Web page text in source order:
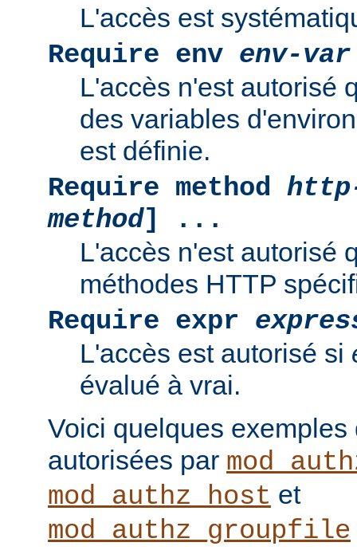
L'accès est
Require env env-var
L'accès n'est autorisé
des variables
est définie.
Require method
method] ...
L'accès n'est autorisé
méthodes HTTP
Require expr
L'accès est autorisé si
évalué à vrai.
Voici quelques exemples
autorisées par
mod_authz_host et
mod_authz_groupfile